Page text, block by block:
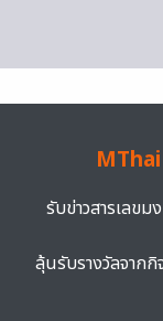
MThai
รับข่าวสารเลขม
ลุ้นรับรางวัลจาก